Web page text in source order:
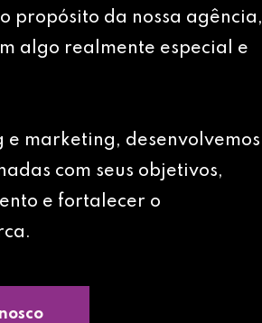
o propósito da nossa agência,
algo realmente especial e
marketing, desenvolvemos
com seus objetivos,
e fortalecer o